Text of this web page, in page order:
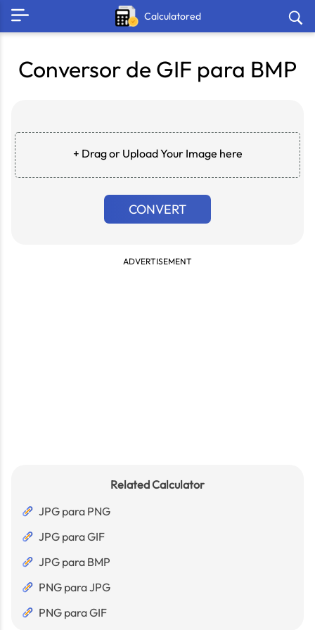
Calculatored
Conversor de GIF para BMP
+ Drag or Upload Your Image here
CONVERT
ADVERTISEMENT
Related Calculator
JPG para PNG
JPG para GIF
JPG para BMP
PNG para JPG
PNG para GIF